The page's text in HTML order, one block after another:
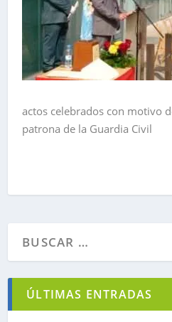
actos celebrados con motivo
patrona de la Guardia Civil
ÚLTIMAS ENTRADAS